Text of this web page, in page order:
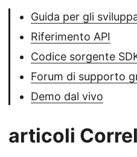
Guida per gli
Riferimento API
Codice sorgente
Forum di supporto
Demo dal vivo
articoli